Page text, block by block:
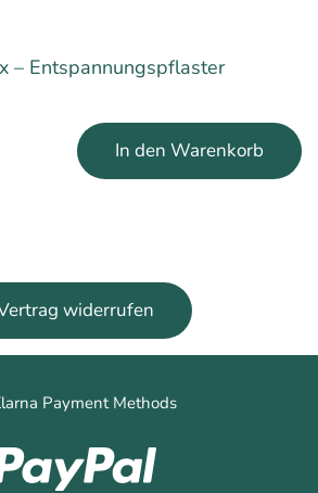
– Entspannungspflaster
In den Warenkorb
widerrufen